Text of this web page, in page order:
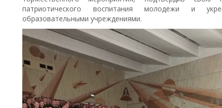
патриотического воспитания молодёжи и
образовательными учреждениями.